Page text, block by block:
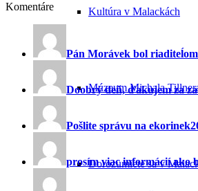
Kultúra v Malackách
Múzeum Michala
Dorozumiete sa v
Komentáre
Pán Morávek bol
Doobrý deň, ďakujem za
Pošlite správu na
prosím viac informácií ako